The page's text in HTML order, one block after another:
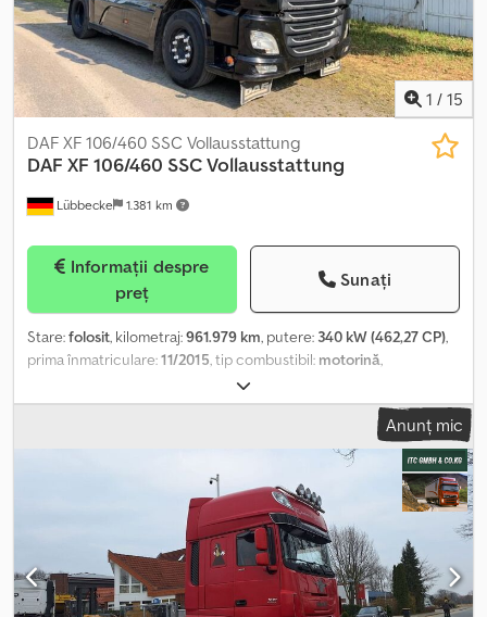
contactați comod prin WhatsApp. Whatsapp Germană, Engleză --
Whatsapp Germană, Engleză, Arabă
1 / 15
Lübbecke 1.381 km
DAF XF 106/460 SSC Vollausstattung
DAF XF 106/460 SSC Vollausstattung
preț
Sunați
Stare:folosit, kilometraj:961.979 km, putere: 340 kW (462,27 CP),
prima înmatriculare:11/2015, tip combustibil: motorină,
, combustibil:motorină
culoare:negru, tip de angrenaj:automat, clasă de emisii:Euro 6,
ABS, EBS (Sistem de frânare
electronic), aer condiționat, controlul tracțiunii, frigider, pilot
automat de viteză, retarder, spoiler
, - Climatizare - Intarder -
Încălzire Credpfx Acoxuka Ijfjf
Anunț mic